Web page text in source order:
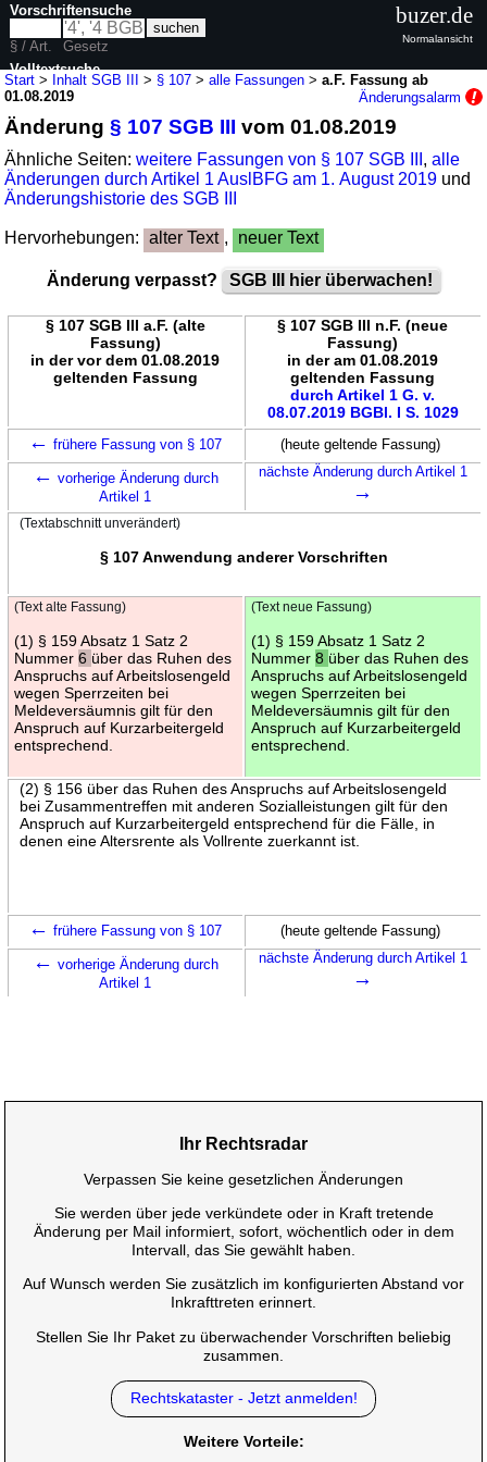
Start > Inhalt SGB III > § 107 >alle Fassungen >a.F. Fassung ab
01.08.2019
Änderungsalarm
Änderung§ 107 SGB III vom 01.08.2019
Ähnliche Seiten:weitere Fassungen von § 107 SGB III ,alle
Änderungen durch Artikel 1 AuslBFG am 1. August 2019 und
Änderungshistorie des SGB III
Hervorhebungen: alter Text , neuer Text
Änderung verpasst? SGB III hier überwachen!
§ 107 SGB III a.F. (alte
Fassung)
in der vor dem 01.08.2019
geltenden Fassung
§ 107 SGB III n.F. (neue
Fassung)
in der am 01.08.2019
geltenden Fassung
durch Artikel 1 G. v.
08.07.2019 BGBl. I S. 1029
← frühere Fassung von § 107 (heute geltende Fassung)
← vorherige Änderung durch
Artikel 1
nächste Änderung durch Artikel 1
→
(Textabschnitt unverändert)
§ 107 Anwendung anderer Vorschriften
(Text alte Fassung)
(1) § 159 Absatz 1 Satz 2
Nummer 6 über das Ruhen des
Anspruchs auf Arbeitslosengeld
wegen Sperrzeiten bei
Meldeversäumnis gilt für den
Anspruch auf Kurzarbeitergeld
entsprechend.
(Text neue Fassung)
(1) § 159 Absatz 1 Satz 2
Nummer 8 über das Ruhen des
Anspruchs auf Arbeitslosengeld
wegen Sperrzeiten bei
Meldeversäumnis gilt für den
Anspruch auf Kurzarbeitergeld
entsprechend.
(2) § 156 über das Ruhen des Anspruchs auf Arbeitslosengeld
bei Zusammentreffen mit anderen Sozialleistungen gilt für den
Anspruch auf Kurzarbeitergeld entsprechend für die Fälle, in
denen eine Altersrente als Vollrente zuerkannt ist.
← frühere Fassung von § 107 (heute geltende Fassung)
← vorherige Änderung durch
Artikel 1
nächste Änderung durch Artikel 1
→
Vorschriftensuche
§ / Art.
Gesetz
Volltextsuche
buzer.de
Normalansicht
Ihr Rechtsradar
Verpassen Sie keine gesetzlichen Änderungen
Sie werden über jede verkündete oder in Kraft tretende
Änderung per Mail informiert, sofort, wöchentlich oder in dem
Intervall, das Sie gewählt haben.
Auf Wunsch werden Sie zusätzlich im konfigurierten Abstand vor
Inkrafttreten erinnert.
Stellen Sie Ihr Paket zu überwachender Vorschriften beliebig
zusammen.
Rechtskataster - Jetzt anmelden!
Weitere Vorteile: